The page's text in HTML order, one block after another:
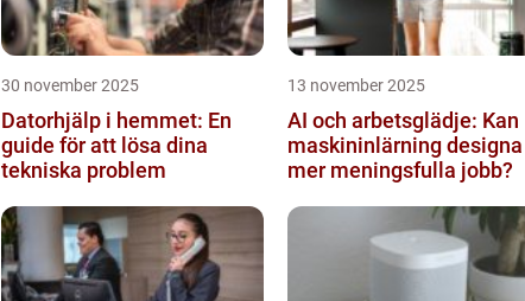
30 november 2025
Datorhjälp i hemmet: En
guide för att lösa dina
tekniska problem
13 november 2025
AI och arbetsglädje: Kan
maskininlärning designa
mer meningsfulla jobb?